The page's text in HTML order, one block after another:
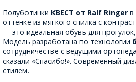
Полуботинки КВЕСТ от Ralf Ringer в
оттенке из мягкого спилка с
— это идеальная обувь для
Модель разработана по технологии
сотрудничестве с ведущими
сказали «Спасибо!». Современный
стилем.